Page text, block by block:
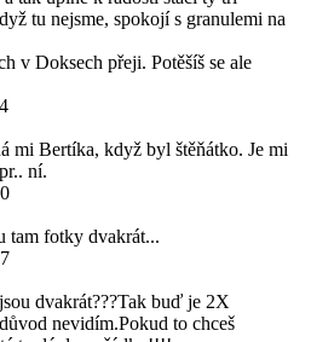
tu nejsme, spokojí s granulemi na
v Doksech přeji. Potěšíš se ale
mi Bertíka, když byl štěňátko. Je mi
ní.
tam fotky dvakrát...
dvakrát???Tak buď je 2X
nevidím.Pokud to chceš